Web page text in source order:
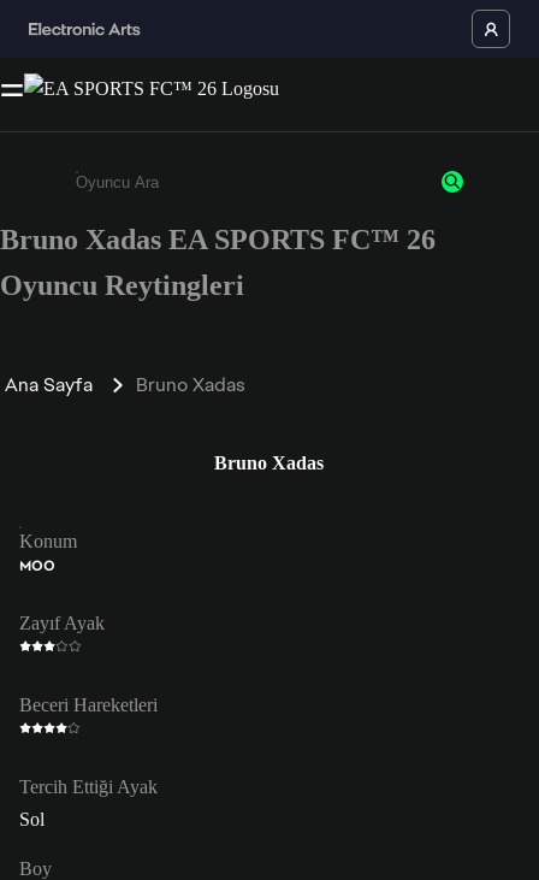
Enter a minimum of 3 characters or numbers
Bruno Xadas EA SPORTS FC™ 26
Oyuncu Reytingleri
Ana Sayfa Bruno Xadas
Bruno Xadas
Konum
MOO
Zayıf Ayak
Beceri Hareketleri
Tercih Ettiği Ayak
Sol
Boy